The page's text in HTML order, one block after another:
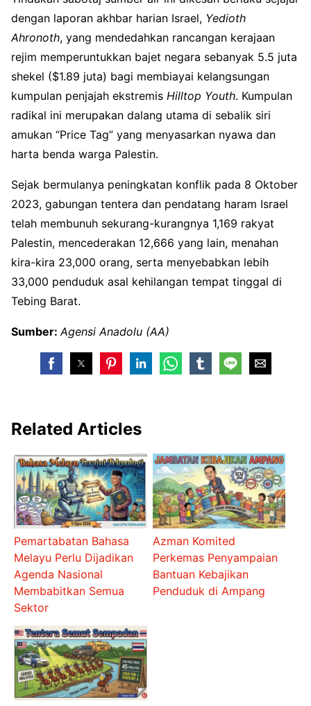
dengan laporan akhbar harian Israel, Yedioth
Ahronoth, yang mendedahkan rancangan kerajaan
rejim memperuntukkan bajet negara sebanyak 5.5 juta
shekel ($1.89 juta) bagi membiayai kelangsungan
kumpulan penjajah ekstremis Hilltop Youth. Kumpulan
radikal ini merupakan dalang utama di sebalik siri
amukan “Price Tag” yang menyasarkan nyawa dan
harta benda warga Palestin.
Sejak bermulanya peningkatan konflik pada 8 Oktober
2023, gabungan tentera dan pendatang haram Israel
telah membunuh sekurang-kurangnya 1,169 rakyat
Palestin, mencederakan 12,666 yang lain, menahan
kira-kira 23,000 orang, serta menyebabkan lebih
33,000 penduduk asal kehilangan tempat tinggal di
Tebing Barat.
Sumber:Agensi Anadolu (AA)
Related Articles
Pemartabatan Bahasa
Melayu Perlu Dijadikan
Agenda Nasional
Membabitkan Semua
Sektor
Azman Komited
Perkemas Penyampaian
Bantuan Kebajikan
Penduduk di Ampang